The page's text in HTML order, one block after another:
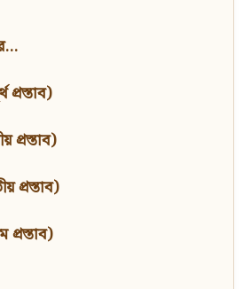
প্রস্তাব)
প্রস্তাব)
প্রস্তাব)
প্রস্তাব)